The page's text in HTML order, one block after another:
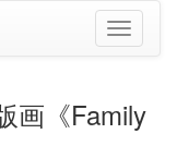
切
换
画《Family